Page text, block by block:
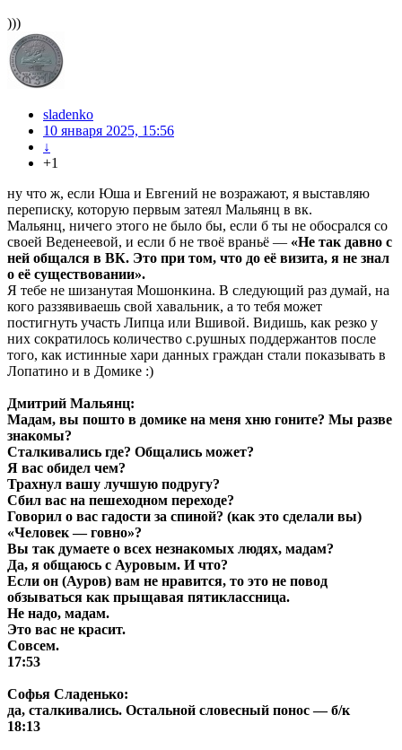
)))
sladenko
10 января 2025, 15:56
↓
+1
ну что ж, если Юша и Евгений не возражают, я выставляю
переписку, которую первым затеял Мальянц в вк.
Мальянц, ничего этого не было бы, если б ты не обосрался со
своей Веденеевой, и если б не твоё враньё — «Не так давно с
ней общался в ВК. Это при том, что до её визита, я не знал
о её существовании».
Я тебе не шизанутая Мошонкина. В следующий раз думай, на
кого раззявиваешь свой хавальник, а то тебя может
постигнуть участь Липца или Вшивой. Видишь, как резко у
них сократилось количество с.рушных поддержантов после
того, как истинные хари данных граждан стали показывать в
Лопатино и в Домике :)
Дмитрий Мальянц:
Мадам, вы пошто в домике на меня хню гоните? Мы разве
знакомы?
Сталкивались где? Общались может?
Я вас обидел чем?
Трахнул вашу лучшую подругу?
Сбил вас на пешеходном переходе?
Говорил о вас гадости за спиной? (как это сделали вы)
«Человек — говно»?
Вы так думаете о всех незнакомых людях, мадам?
Да, я общаюсь с Ауровым. И что?
Если он (Ауров) вам не нравится, то это не повод
обзываться как прыщавая пятиклассница.
Не надо, мадам.
Это вас не красит.
Совсем.
17:53
Софья Сладенько:
да, сталкивались. Остальной словесный понос — б/к
18:13